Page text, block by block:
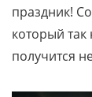
праздник!
который так
получится